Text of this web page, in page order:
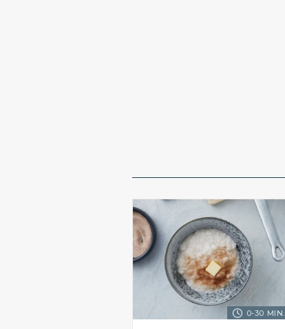
0-30 MIN.